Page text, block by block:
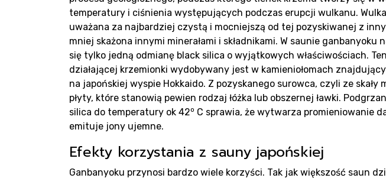
temperatury i ciśnienia występujących podczas erupcji wulkanu.
uważana za najbardziej czystą i mocniejszą od tej pozyskiwanej z
mniej skażona innymi minerałami i składnikami. W saunie
się tylko jedną odmianę black silica o wyjątkowych właściwościach.
działającej krzemionki wydobywany jest w kamieniołomach
na japońskiej wyspie Hokkaido. Z pozyskanego surowca, czyli ze skały
płyty, które stanowią pewien rodzaj łóżka lub obszernej ławki.
silica do temperatury ok 42o C sprawia, że wytwarza promieniowanie
emituje jony ujemne.
Efekty korzystania z sauny japońskiej
Ganbanyoku przynosi bardzo wiele korzyści. Tak jak większość saun